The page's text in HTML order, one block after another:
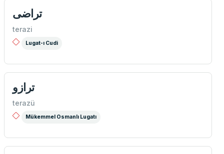
تراضی
terazi
Lugat-ı Cudi
ترازو
terazü
Mükemmel Osmanlı Lugatı